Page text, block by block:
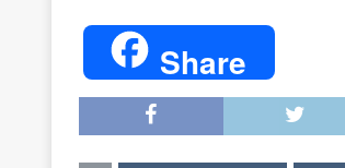
Share